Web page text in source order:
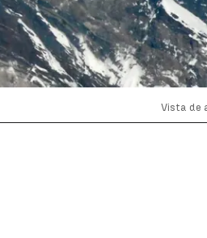
Vista de